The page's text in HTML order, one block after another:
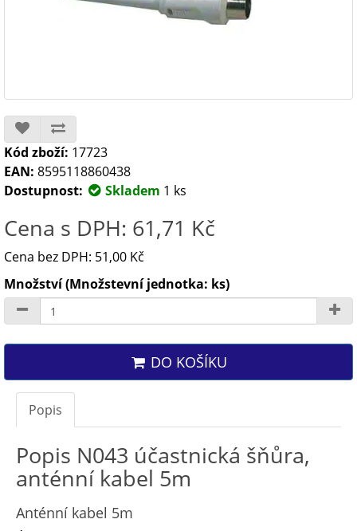
Kód zboží: 17723
EAN: 8595118860438
Dostupnost:
Skladem 1 ks
Cena s DPH: 61,71 Kč
Cena bez DPH: 51,00 Kč
Množství (Množstevní jednotka: ks)
DO KOŠÍKU
Popis
Popis N043 účastnická šňůra,
anténní kabel 5m
Anténní kabel 5m